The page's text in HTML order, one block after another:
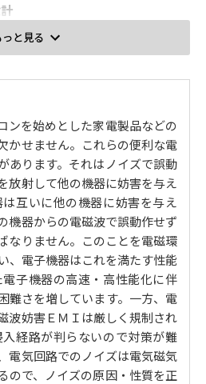
ン設計 / プリント基板の種類と選
ス結合 / ディジタル回路の基板設
の設計 / フレームアースと信号ア
/ 筐体機構とノイズ / 電磁シール
のシールド／磁気シールド
回路設計
電源と増幅回路による帰還ループ
インピーダンス / 増幅回路のノイ
選び方／ノイズに強い増幅器 / ア
回路のノイズ対策 / Ａ/Ｄ、Ｄ/Ａ
ル回路設計
ズ対策 / ディジタルＩＣの種類と
ＩＣのスパイク電流／出力イン
電流 / ノイズによる誤動作と破壊
っと見る
ンを始めとした家電製品などの
かせません。これらの便利な電
あります。それはノイズで誤動
放射して他の機器に妨害を与え
互いに他の機器に妨害を与え
機器からの電磁波で誤動作せず
なりません。このことを電磁環
、電子機器はこれを満たす性能
子機器の高速・高性能化に伴
難さを増しています。一方、電
波妨害ＥＭＩは厳しく規制され
経路が判らないので対策が難
電気回路でのノイズは電気磁気
ので、ノイズの原因・性質を正